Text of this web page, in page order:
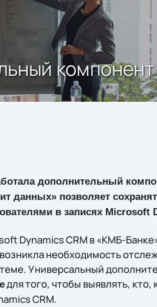
дополнительный
данных» позволяет
в записях Microsoft
Dynamics CRM в «КМБ-
необходимость
Универсальный
для того, чтобы выявлять, кто,
CRM.